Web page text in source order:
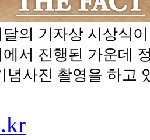
의 기자상 시상식
서 진행된 가운데
념사진 촬영을 하고